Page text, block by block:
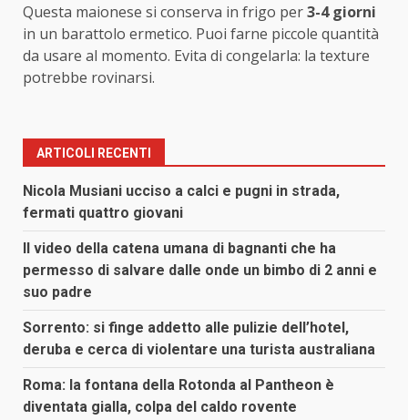
Questa maionese si conserva in frigo per3-4 giorni
in un barattolo ermetico. Puoi farne piccole quantità
da usare al momento. Evita di congelarla: la texture
potrebbe rovinarsi.
ARTICOLI RECENTI
Nicola Musiani ucciso a calci e pugni in strada,
fermati quattro giovani
Il video della catena umana di bagnanti che ha
permesso di salvare dalle onde un bimbo di 2 anni e
suo padre
Sorrento: si finge addetto alle pulizie dell’hotel,
deruba e cerca di violentare una turista australiana
Roma: la fontana della Rotonda al Pantheon è
diventata gialla, colpa del caldo rovente